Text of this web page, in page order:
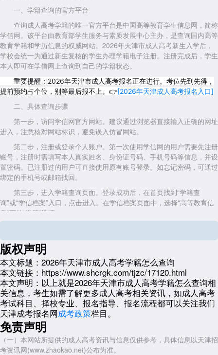
一、学籍查询的官方平台
查询成人高考学籍的唯一官方平台是中国高等教育学生信息网，简称
学信网。该平台由教育部学生服务与素质发展中心主办，是查询国内高等
教育学籍和学历信息的权威网站。2026年天津市成人高考新生入学后，
学校会统一为通过新生复核的学生办理学籍电子注册。注册完成后，学生
本人即可在学信网上查询到自己的学籍状态。
重要提醒：2026年天津市成人高考报名正在进行。考位先到先得，
提前预约占个位，别等最后报不上。👉[2026年天津成人高考报名入口]
二、具体查询步骤
第一步，访问学信网官方网站。建议通过浏览器直接输入正确的网址
进入，注意核对网站标识，避免误入仿冒网站。
第二步，注册或登录个人账户。第一次使用学信网的用户需要先注册
账号，注册时需填写本人真实姓名、身份证号码、手机号码等信息，并设
置密码。已注册过的用户可直接使用原有账号登录。如忘记密码，可通过
绑定的手机号或邮箱找回。
第三步，进入学籍查询页面。登录成功后，在首页找到“学籍查
询”或“学信档案”入口，点击进入。在学信档案页面中，选择“高等教育信
息”下的“学籍”选项。
录。考生找到“天津市成人高考”或对应的录取院校名称，点击进入即可查
看详细的学籍信息，包括姓名、性别、出生日期、身份证号、院校名称、
专业名称、学习形式、入学日期、预计毕业日期以及当前学籍状态。
三、学籍查询的时间节点
2026年天津市成人高考的录取工作一般在每年12月前后完成，新生
入学时间通常在次年春季(即2027年3月左右)。需要特别说明的是，新生
入校后并不会立即在学信网上查到学籍信息。学校需要先完成新生入学资
格复核，复核通过后才会将新生信息统一上报至教育部门进行学籍电子注
册。一般情况下，学籍信息会在入学当年的5月至6月期间陆续在学信网
上显示。如果在入学当年6月底之后仍然查询不到学籍信息，建议尽快联
系所在院校的继续教育学院或成人教育管理部门进行核实。
版权声明
本文标题： 2026年天津市成人高考学籍怎么查询
本文链接： https://www.shcrgk.com/tjzc/17120.html
本文声明： 以上就是2026年天津市成人高考学籍怎么查询相
关信息，考生如需了解更多成人高考相关资讯，如成人高考
考试科目、择校专业、报名指导、报名流程都可以关注我们
天津成考报名网成考政策栏目。
免责声明
（一）本网站所提供的成人高考资讯与信息仅供参考，具体信息以天津招
考资讯网(www.zhaokao.net)公布为准。